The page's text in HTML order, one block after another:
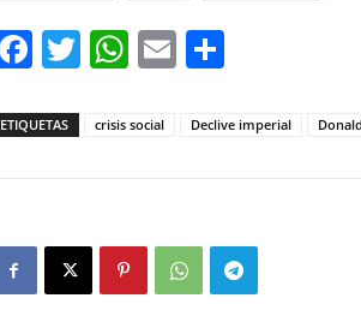
Facebook
Twitter
WhatsApp
Email
ETIQUETAS crisis social Declive imperial